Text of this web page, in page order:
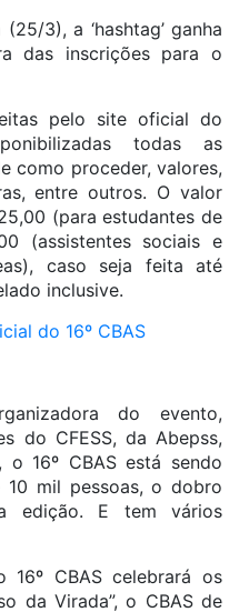
3), a ‘hashtag’ ganha
das inscrições para o
pelo site oficial do
todas as
como proceder, valores,
entre outros. O valor
(para estudantes de
(assistentes sociais e
caso seja feita até
inclusive.
do 16º CBAS
do evento,
do CFESS, da Abepss,
o 16º CBAS está sendo
mil pessoas, o dobro
edição. E tem vários
CBAS celebrará os
da Virada”, o CBAS de